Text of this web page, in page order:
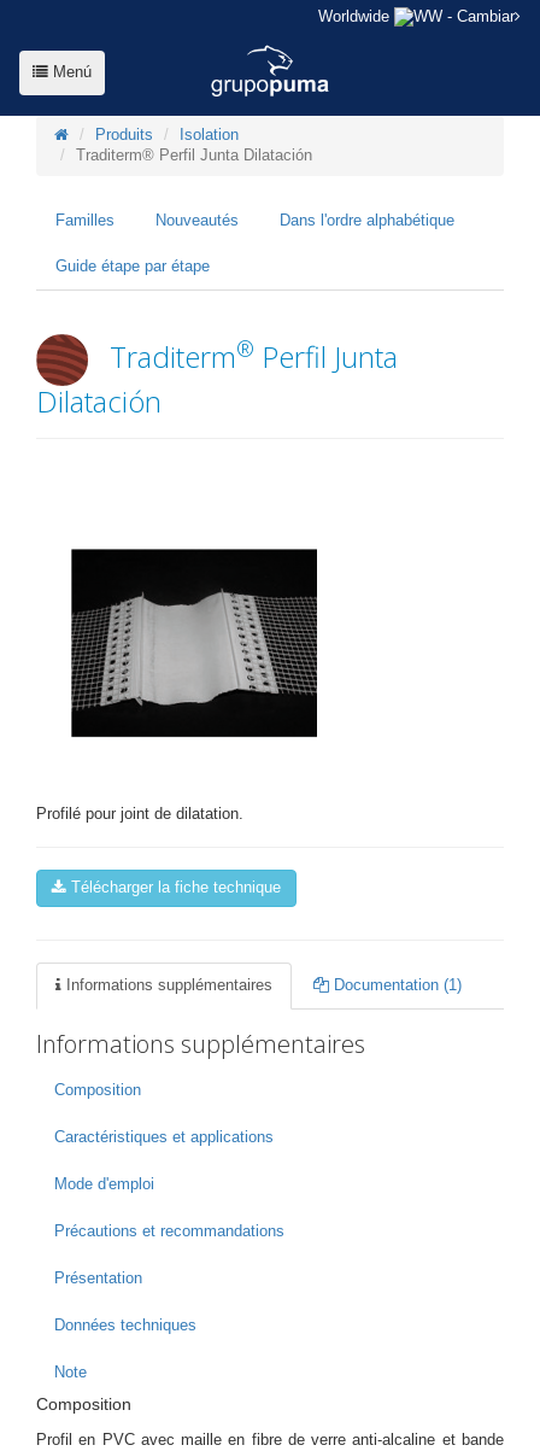
Worldwide - Cambiar
Menú
Produits
Isolation
Traditerm® Perfil Junta Dilatación
Familles Nouveautés Dans l'ordre alphabétique
Guide étape par étape
Traditerm® Perfil Junta
Dilatación
Profilé pour joint de dilatation.
Télécharger la fiche technique
Informations supplémentaires Documentation (1)
Informations supplémentaires
Composition
Caractéristiques et applications
Mode d'emploi
Précautions et recommandations
Présentation
Données techniques
Note
Composition
Profil en PVC avec maille en fibre de verre anti-alcaline et bande